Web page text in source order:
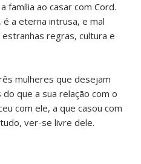
família ao casar com Cord.
a eterna intrusa, e mal
regras, cultura e
mulheres que desejam
que a sua relação com o
com ele, a que casou com
ver-se livre dele.